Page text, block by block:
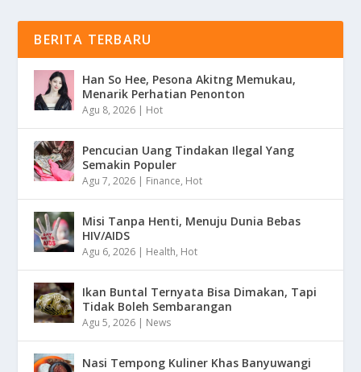
BERITA TERBARU
Han So Hee, Pesona Akitng Memukau,
Menarik Perhatian Penonton
Agu 8, 2026 | Hot
Pencucian Uang Tindakan Ilegal Yang
Semakin Populer
Agu 7, 2026 | Finance, Hot
Misi Tanpa Henti, Menuju Dunia Bebas
HIV/AIDS
Agu 6, 2026 | Health, Hot
Ikan Buntal Ternyata Bisa Dimakan, Tapi
Tidak Boleh Sembarangan
Agu 5, 2026 | News
Nasi Tempong Kuliner Khas Banyuwangi